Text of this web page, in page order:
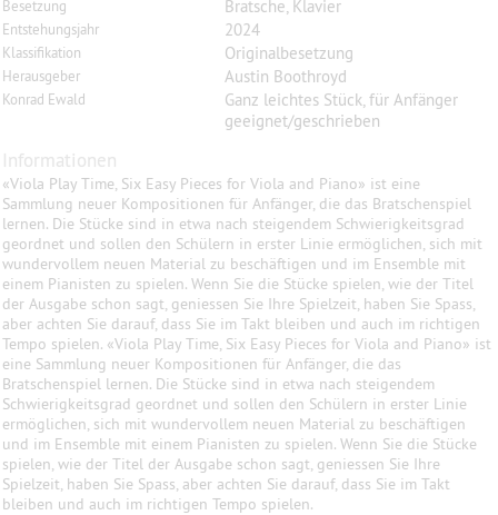
Besetzung Bratsche, Klavier
Entstehungsjahr 2024
Klassifikation Originalbesetzung
Herausgeber Austin Boothroyd
Konrad Ewald
Ganz leichtes Stück, für Anfänger
geeignet/geschrieben
Informationen
«Viola Play Time, Six Easy Pieces for Viola and Piano» ist eine
Sammlung neuer Kompositionen für Anfänger, die das Bratschenspiel
lernen. Die Stücke sind in etwa nach steigendem Schwierigkeitsgrad
geordnet und sollen den Schülern in erster Linie ermöglichen, sich mit
wundervollem neuen Material zu beschäftigen und im Ensemble mit
einem Pianisten zu spielen. Wenn Sie die Stücke spielen, wie der Titel
der Ausgabe schon sagt, geniessen Sie Ihre Spielzeit, haben Sie Spass,
aber achten Sie darauf, dass Sie im Takt bleiben und auch im richtigen
Tempo spielen. «Viola Play Time, Six Easy Pieces for Viola and Piano» ist
eine Sammlung neuer Kompositionen für Anfänger, die das
Bratschenspiel lernen. Die Stücke sind in etwa nach steigendem
Schwierigkeitsgrad geordnet und sollen den Schülern in erster Linie
ermöglichen, sich mit wundervollem neuen Material zu beschäftigen
und im Ensemble mit einem Pianisten zu spielen. Wenn Sie die Stücke
spielen, wie der Titel der Ausgabe schon sagt, geniessen Sie Ihre
Spielzeit, haben Sie Spass, aber achten Sie darauf, dass Sie im Takt
bleiben und auch im richtigen Tempo spielen.